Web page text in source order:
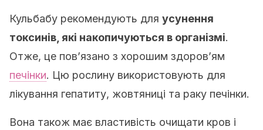
Кульбабу рекомендують для усунення
токсинів, які накопичуються в організмі.
Отже, це пов’язано з хорошим здоров’ям
печінки. Цю рослину використовують для
лікування гепатиту, жовтяниці та раку печінки.
Вона також має властивість очищати кров і